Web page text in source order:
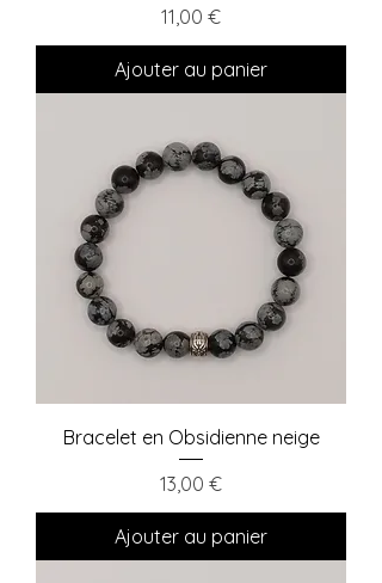
Prix
11,00 €
Ajouter au panier
Bracelet en Obsidienne neige
Prix
13,00 €
Ajouter au panier